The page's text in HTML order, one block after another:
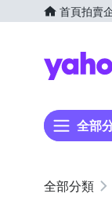
首頁拍賣
全部